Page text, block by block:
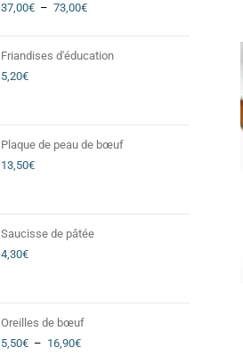
37,00€ – 73,00€
Friandises d'éducation
5,20€
Plaque de peau de bœuf
13,50€
Saucisse de pâtée
4,30€
Oreilles de bœuf
5,50€ – 16,90€